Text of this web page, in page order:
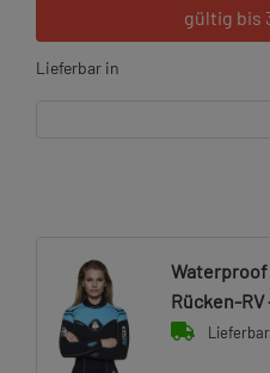
gültig bis
Lieferbar in
Waterproof
Rücken-RV